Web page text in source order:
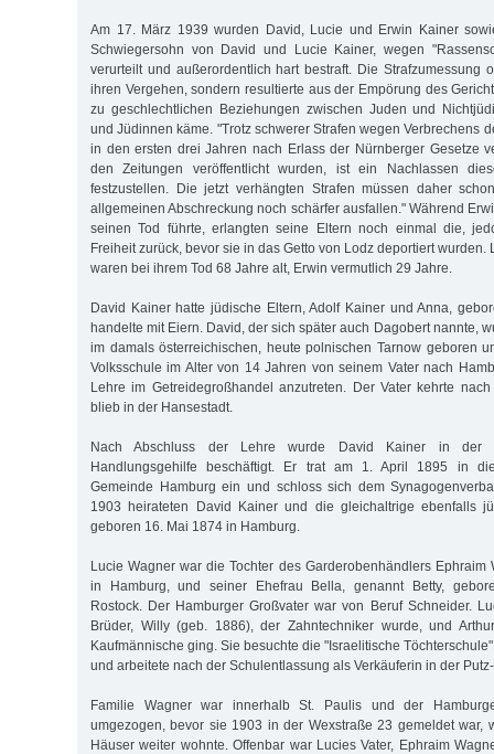
Am 17. März 1939 wurden David, Lucie und Erwin Kainer
Schwiegersohn von David und Lucie Kainer, wegen
verurteilt und außerordentlich hart bestraft. Die Strafzumessung
ihren Vergehen, sondern resultierte aus der Empörung des
zu geschlechtlichen Beziehungen zwischen Juden und
und Jüdinnen käme. "Trotz schwerer Strafen wegen Verbrechens
in den ersten drei Jahren nach Erlass der Nürnberger Gesetze
den Zeitungen veröffentlicht wurden, ist ein Nachlassen
festzustellen. Die jetzt verhängten Strafen müssen daher
allgemeinen Abschreckung noch schärfer ausfallen." Während
seinen Tod führte, erlangten seine Eltern noch einmal die,
Freiheit zurück, bevor sie in das Getto von Lodz deportiert wurden.
waren bei ihrem Tod 68 Jahre alt, Erwin vermutlich 29 Jahre.
David Kainer hatte jüdische Eltern, Adolf Kainer und Anna,
handelte mit Eiern. David, der sich später auch Dagobert nannte,
im damals österreichischen, heute polnischen Tarnow geboren
Volksschule im Alter von 14 Jahren von seinem Vater nach
Lehre im Getreidegroßhandel anzutreten. Der Vater kehrte
blieb in der Hansestadt.
Nach Abschluss der Lehre wurde David Kainer in der
Handlungsgehilfe beschäftigt. Er trat am 1. April 1895 in die
Gemeinde Hamburg ein und schloss sich dem
1903 heirateten David Kainer und die gleichaltrige ebenfalls
geboren 16. Mai 1874 in Hamburg.
Lucie Wagner war die Tochter des Garderobenhändlers Ephraim
in Hamburg, und seiner Ehefrau Bella, genannt Betty,
Rostock. Der Hamburger Großvater war von Beruf Schneider.
Brüder, Willy (geb. 1886), der Zahntechniker wurde, und
Kaufmännische ging. Sie besuchte die "Israelitische
und arbeitete nach der Schulentlassung als Verkäuferin in der
Familie Wagner war innerhalb St. Paulis und der
umgezogen, bevor sie 1903 in der Wexstraße 23 gemeldet war,
Häuser weiter wohnte. Offenbar war Lucies Vater, Ephraim